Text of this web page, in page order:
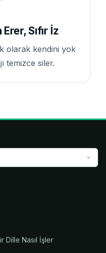
Sıfır İz
olarak kendini yok
temizce siler.
Dille Nasıl İşler